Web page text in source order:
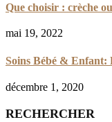
Que choisir : crèche
mai 19, 2022
Soins Bébé & Enfant:
décembre 1, 2020
RECHERCHER